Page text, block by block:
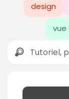
design
vue